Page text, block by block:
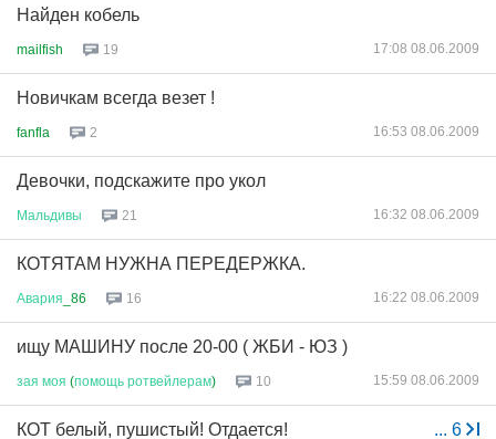
Найден кобель
mailfish 19 17:08 08.06.2009
Новичкам всегда везет !
fanfla 2 16:53 08.06.2009
Девочки, подскажите про укол
Мальдивы 21 16:32 08.06.2009
КОТЯТАМ НУЖНА ПЕРЕДЕРЖКА.
Авария _86 16 16:22 08.06.2009
ищу МАШИНУ после 20-00 ( ЖБИ - ЮЗ )
зая моя (помощь ротвейлерам) 10 15:59 08.06.2009
... 6
КОТ белый, пушистый! Отдается!